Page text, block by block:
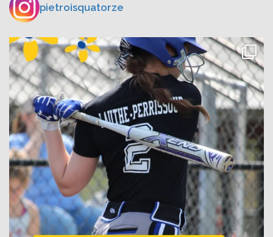
pietroisquatorze